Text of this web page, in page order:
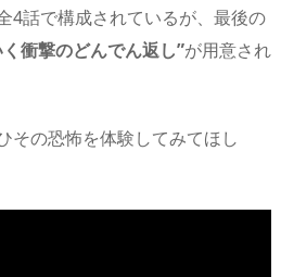
4話で構成されているが、最後の
衝撃のどんでん返し”が用意され
その恐怖を体験してみてほし